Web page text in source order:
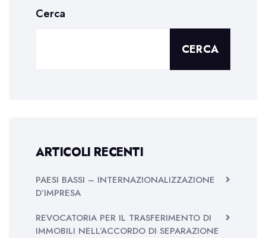
Cerca
CERCA
ARTICOLI RECENTI
PAESI BASSI – INTERNAZIONALIZZAZIONE
D’IMPRESA
REVOCATORIA PER IL TRASFERIMENTO DI
IMMOBILI NELL’ACCORDO DI SEPARAZIONE